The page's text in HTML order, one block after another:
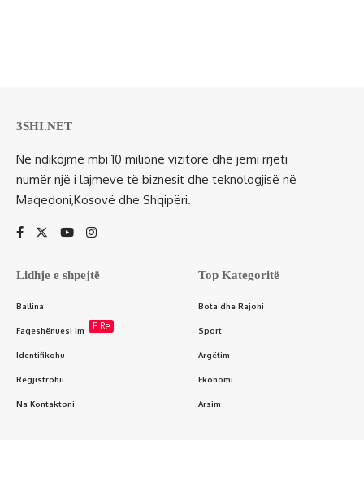
3SHI.NET
Ne ndikojmë mbi 10 milionë vizitorë dhe jemi rrjeti
numër një i lajmeve të biznesit dhe teknologjisë në
Maqedoni,Kosovë dhe Shqipëri.
Lidhje e shpejtë
Ballina
Faqeshënuesi im E Re
Identifikohu
Regjistrohu
Na Kontaktoni
Top Kategoritë
Bota dhe Rajoni
Sport
Argëtim
Ekonomi
Arsim